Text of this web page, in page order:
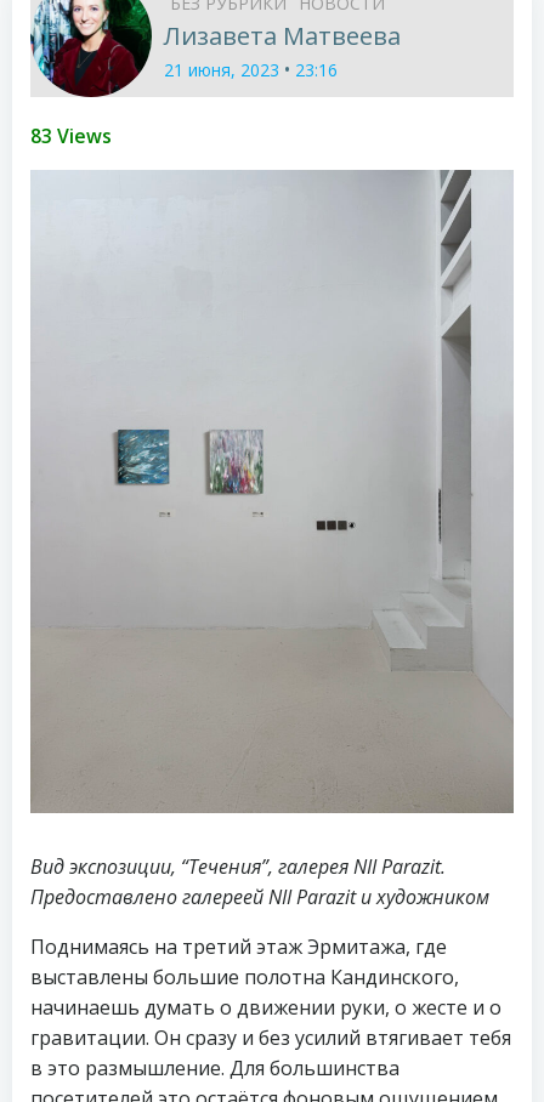
Лизавета Матвеева
21 июня, 2023 • 23:16
83 Views
Вид экспозиции, “Течения”, галерея NII Parazit.
Предоставлено галереей NII Parazit и художником
Поднимаясь на третий этаж Эрмитажа, где
выставлены большие полотна Кандинского,
начинаешь думать о движении руки, о жесте и о
гравитации. Он сразу и без усилий втягивает тебя
в это размышление. Для большинства